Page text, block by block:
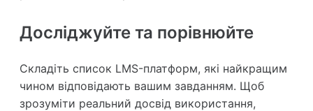
Досліджуйте та порівнюйте
Складіть список LMS-платформ, які найкращим
чином відповідають вашим завданням. Щоб
зрозуміти реальний досвід використання,